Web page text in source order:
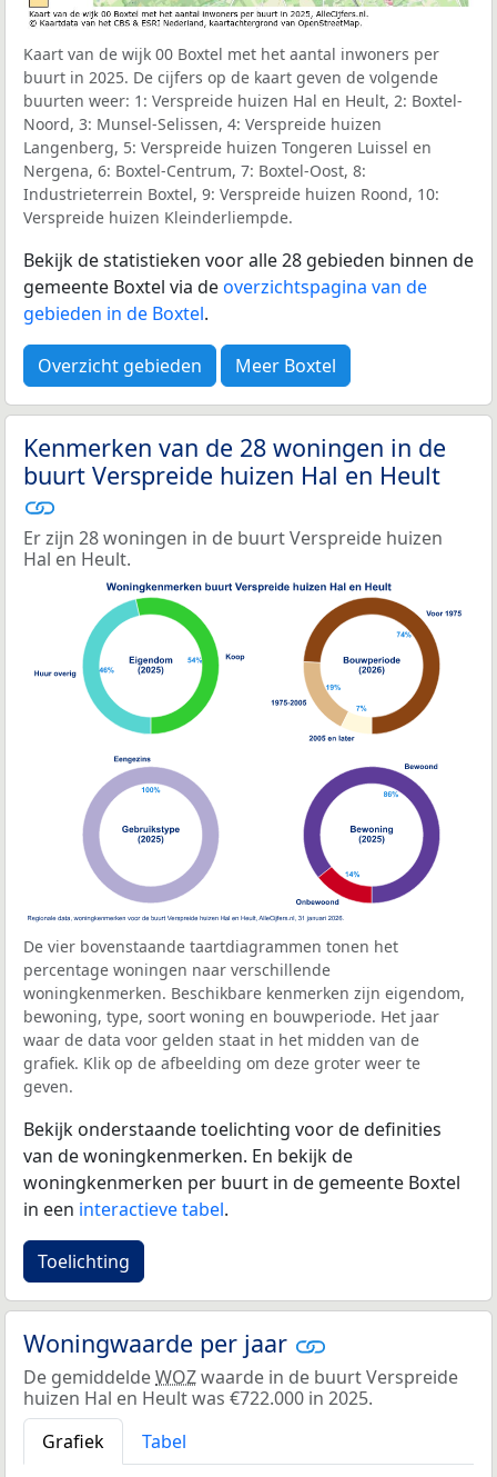
Kaart van de wijk 00 Boxtel met het aantal inwoners per
buurt in 2025. De cijfers op de kaart geven de volgende
buurten weer: 1: Verspreide huizen Hal en Heult, 2: Boxtel-
Noord, 3: Munsel-Selissen, 4: Verspreide huizen
Langenberg, 5: Verspreide huizen Tongeren Luissel en
Nergena, 6: Boxtel-Centrum, 7: Boxtel-Oost, 8:
Industrieterrein Boxtel, 9: Verspreide huizen Roond, 10:
Verspreide huizen Kleinderliempde.
Bekijk de statistieken voor alle 28 gebieden binnen de
gemeente Boxtel via deoverzichtspagina van de
gebieden in de Boxtel.
Overzicht gebieden Meer Boxtel
Kenmerken van de 28 woningen in de
buurt Verspreide huizen Hal en Heult
Er zijn 28 woningen in de buurt Verspreide huizen
Hal en Heult.
De vier bovenstaande taartdiagrammen tonen het
percentage woningen naar verschillende
woningkenmerken. Beschikbare kenmerken zijn eigendom,
bewoning, type, soort woning en bouwperiode. Het jaar
waar de data voor gelden staat in het midden van de
grafiek. Klik op de afbeelding om deze groter weer te
geven.
Bekijk onderstaande toelichting voor de definities
van de woningkenmerken. En bekijk de
woningkenmerken per buurt in de gemeente Boxtel
in een interactieve tabel.
Toelichting
Woningwaarde per jaar
De gemiddeldeWOZwaarde in de buurt Verspreide
huizen Hal en Heult was €722.000 in 2025.
Grafiek
Tabel